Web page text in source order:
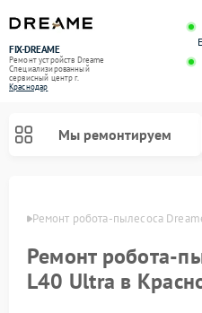
FIX-DREAME
Ремонт устройств Dreame
Специализированный
cервисный центр г.
Краснодар
Мы ремонтируем
Ремонт робота-пылесоса
Ремонт робота-
L40 Ultra в